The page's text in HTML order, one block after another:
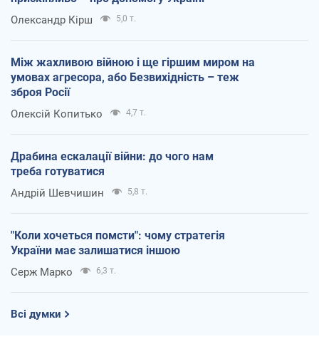
Олександр Кірш 5,0 т.
Між жахливою війною і ще гіршим миром на
умовах агресора, або Безвихідність – теж
зброя Росії
Олексій Копитько 4,7 т.
Драбина ескалації війни: до чого нам
треба готуватися
Андрій Шевчишин 5,8 т.
"Коли хочеться помсти": чому стратегія
України має залишатися іншою
Серж Марко 6,3 т.
Всі думки